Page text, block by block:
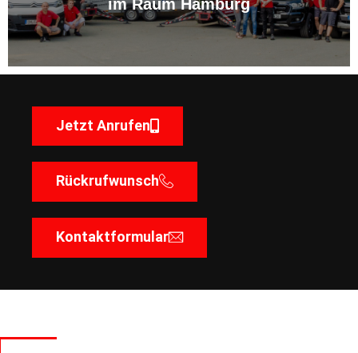
im Raum Hamburg
Jetzt Anrufen
Rückrufwunsch
Kontaktformular